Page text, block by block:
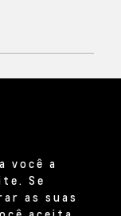
você a
Se
as suas